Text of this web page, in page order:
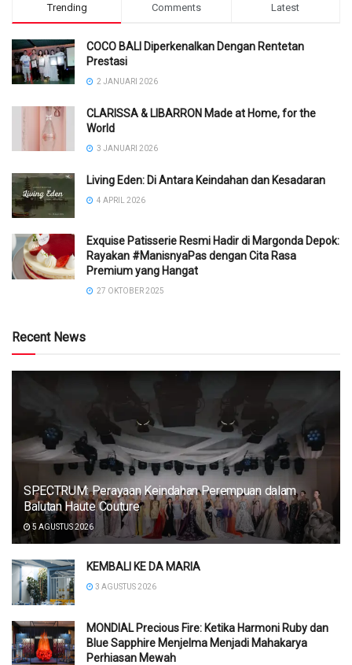
Trending Comments Latest
COCO BALI Diperkenalkan Dengan Rentetan
Prestasi
2 JANUARI 2026
CLARISSA & LIBARRON Made at Home, for the
World
3 JANUARI 2026
Living Eden: Di Antara Keindahan dan Kesadaran
4 APRIL 2026
Exquise Patisserie Resmi Hadir di Margonda Depok:
Rayakan #ManisnyaPas dengan Cita Rasa
Premium yang Hangat
27 OKTOBER 2025
Recent News
SPECTRUM: Perayaan Keindahan Perempuan dalam
Balutan Haute Couture
5 AGUSTUS 2026
KEMBALI KE DA MARIA
3 AGUSTUS 2026
MONDIAL Precious Fire: Ketika Harmoni Ruby dan
Blue Sapphire Menjelma Menjadi Mahakarya
Perhiasan Mewah